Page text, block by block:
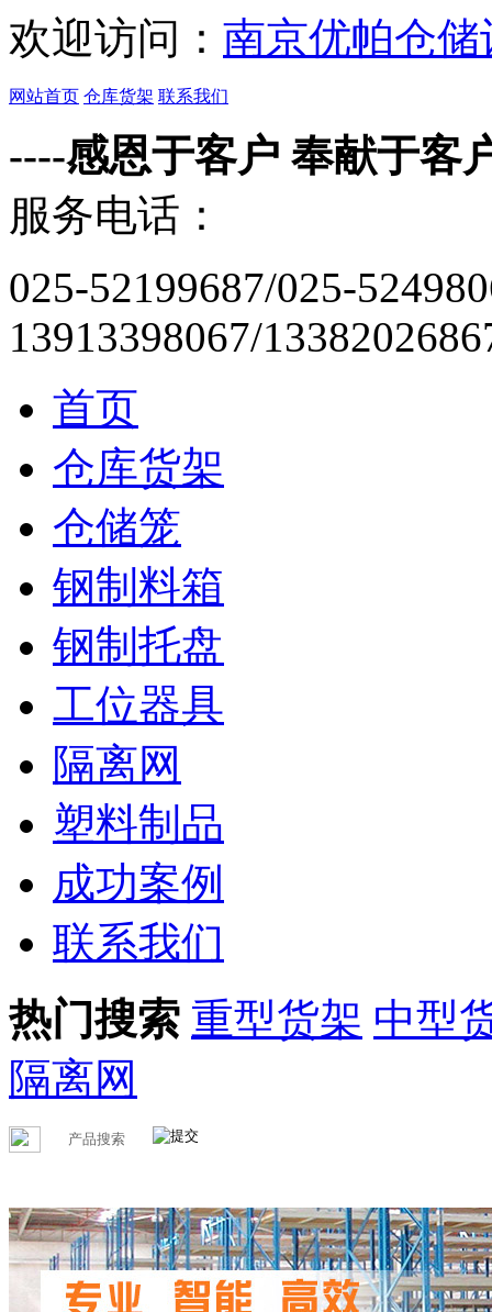
欢迎访问： 南京优帕仓
网站首页 仓库货架 联系我们
----感恩于客户 奉献于客
服务电话：
025-52199687/025-
13913398067/
首页
仓库货架
仓储笼
钢制料箱
钢制托盘
工位器具
隔离网
塑料制品
成功案例
联系我们
热门搜索 重型货架 中型
隔离网